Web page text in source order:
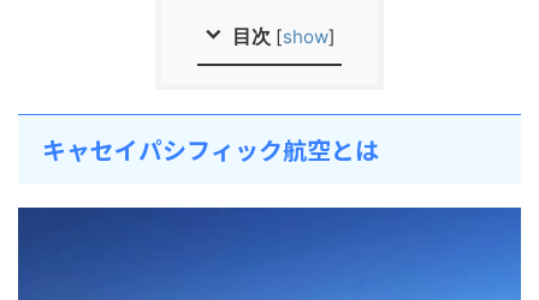
目次 [show]
キャセイパシフィック航空とは